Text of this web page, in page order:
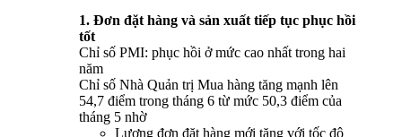
1. Đơn đặt hàng và sản xuất tiếp tục phục hồi
tốt
Chỉ số PMI: phục hồi ở mức cao nhất trong hai
năm
Chỉ số Nhà Quản trị Mua hàng tăng mạnh lên
54,7 điểm trong tháng 6 từ mức 50,3 điểm của
tháng 5 nhờ
Lượng đơn đặt hàng mới tăng với tốc độ